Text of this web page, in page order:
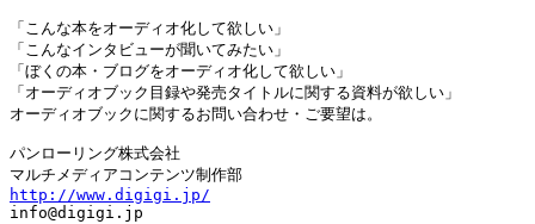
「こんな本をオーディオ化して欲しい」
「こんなインタビューが聞いてみたい」
「ぼくの本・ブログをオーディオ化して欲しい」
「オーディオブック目録や発売タイトルに関する資料が欲しい」
オーディオブックに関するお問い合わせ・ご要望は。
パンローリング株式会社
http://www.digigi.jp/
info@digigi.jp